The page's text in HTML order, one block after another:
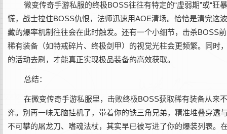
微变传奇手游私服‌的终极BOSS往往有特定的“虚弱期”或“
慌，战士拉住BOSS仇恨，法师迅速用AOE清场。恰恰是清完这
藏的爆率机制往往会在此时触发。还有一个小细节，击杀BOSS
稀有装备（如特戒碎片、终极剑甲）的视觉光柱会更频繁。同时
的活动去刷，才能真正实现极品装备的高效获取。
总结：‌
在‌微变传奇手游私服‌里，击败终极BOSS获取稀有装备从来
弈。别再一味无脑挂机了，带着你的铁三角兄弟，精准堆叠穿
不可攀的屠龙刀、嗜魂法杖，其实早已被写进了你的爆装列表。